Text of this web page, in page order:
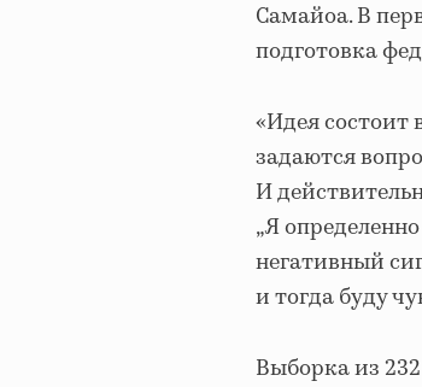
Самайоа. В
подготовка
«Идея состоит
задаются
И
„Я
негативный
и тогда буду
Выборка из